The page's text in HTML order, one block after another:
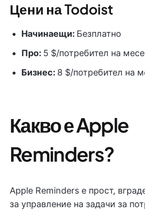
Цени на Todoist
Начинаещи: Безплатно
Про: 5 $/потребител на
Бизнес: 8 $/потребител на
Какво е Apple
Reminders?
Apple Reminders е прост,
за управление на задачи за